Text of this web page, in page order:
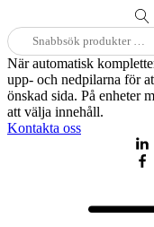
Sök
efter:
När automatisk
upp- och nedpilarna för
önskad sida. På enheter
att välja innehåll.
Kontakta oss